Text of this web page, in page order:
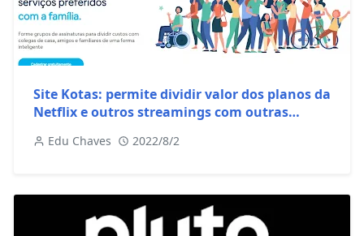
Site Kotas: permite dividir valor dos planos da
Netflix e outros streamings com outras
Edu Chaves 2022/8/2